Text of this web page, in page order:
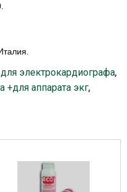
электрокардиографа,
+для аппарата экг,